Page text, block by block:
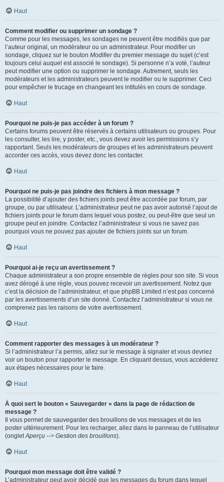
Haut
Comment modifier ou supprimer un sondage ?
Comme pour les messages, les sondages ne peuvent être modifiés que par
l’auteur original, un modérateur ou un administrateur. Pour modifier un
sondage, cliquez sur le bouton Modifierdu premier message du sujet (c’est
toujours celui auquel est associé le sondage). Si personne n’a voté, l’auteur
peut modifier une option ou supprimer le sondage. Autrement, seuls les
modérateurs et les administrateurs peuvent le modifier ou le supprimer. Ceci
pour empêcher le trucage en changeant les intitulés en cours de sondage.
Haut
Pourquoi ne puis-je pas accéder à un forum ?
Certains forums peuvent être réservés à certains utilisateurs ou groupes. Pour
les consulter, les lire, y poster, etc., vous devez avoir les permissions s’y
rapportant. Seuls les modérateurs de groupes et les administrateurs peuvent
accorder ces accès, vous devez donc les contacter.
Haut
Pourquoi ne puis-je pas joindre des fichiers à mon message ?
La possibilité d’ajouter des fichiers joints peut être accordée par forum, par
groupe, ou par utilisateur. L’administrateur peut ne pas avoir autorisé l’ajout de
fichiers joints pour le forum dans lequel vous postez, ou peut-être que seul un
groupe peut en joindre. Contactez l’administrateur si vous ne savez pas
pourquoi vous ne pouvez pas ajouter de fichiers joints sur un forum.
Haut
Pourquoi ai-je reçu un avertissement ?
Chaque administrateur a son propre ensemble de règles pour son site. Si vous
avez dérogé à une règle, vous pouvez recevoir un avertissement. Notez que
c’est la décision de l’administrateur, et que phpBB Limited n’est pas concerné
par les avertissements d’un site donné. Contactez l’administrateur si vous ne
comprenez pas les raisons de votre avertissement.
Haut
Comment rapporter des messages à un modérateur ?
Si l’administrateur l’a permis, allez sur le message à signaler et vous devriez
voir un bouton pour rapporter le message. En cliquant dessus, vous accéderez
aux étapes nécessaires pour le faire.
Haut
À quoi sert le bouton « Sauvegarder » dans la page de rédaction de
message ?
Il vous permet de sauvegarder des brouillons de vos messages et de les
poster ultérieurement. Pour les recharger, allez dans le panneau de l’utilisateur
(ongletAperçu --> Gestion des brouillons).
Haut
Pourquoi mon message doit être validé ?
L’administrateur peut avoir décidé que les messages du forum dans lequel